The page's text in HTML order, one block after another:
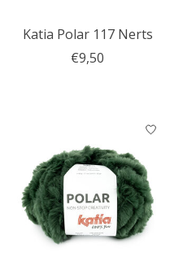
Katia Polar 117 Nerts
€9,50